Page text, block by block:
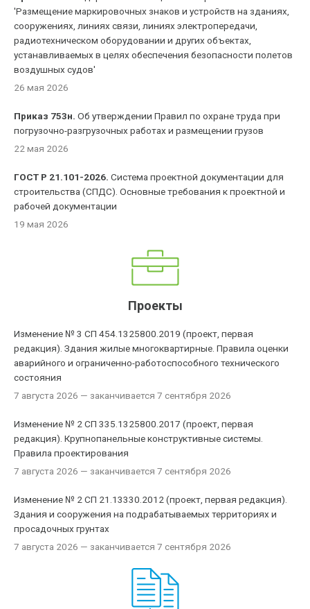
'Размещение маркировочных знаков и устройств на зданиях,
сооружениях, линиях связи, линиях электропередачи,
радиотехническом оборудовании и других объектах,
устанавливаемых в целях обеспечения безопасности полетов
воздушных судов'
26 мая 2026
Приказ 753н. Об утверждении Правил по охране труда при
погрузочно-разгрузочных работах и размещении грузов
22 мая 2026
ГОСТ Р 21.101-2026. Система проектной документации для
строительства (СПДС). Основные требования к проектной и
рабочей документации
19 мая 2026
Проекты
Изменение № 3 СП 454.1325800.2019 (проект, первая
редакция). Здания жилые многоквартирные. Правила оценки
аварийного и ограниченно-работоспособного технического
состояния
7 августа 2026 — заканчивается 7 сентября 2026
Изменение № 2 СП 335.1325800.2017 (проект, первая
редакция). Крупнопанельные конструктивные системы.
Правила проектирования
7 августа 2026 — заканчивается 7 сентября 2026
Изменение № 2 СП 21.13330.2012 (проект, первая редакция).
Здания и сооружения на подрабатываемых территориях и
просадочных грунтах
7 августа 2026 — заканчивается 7 сентября 2026